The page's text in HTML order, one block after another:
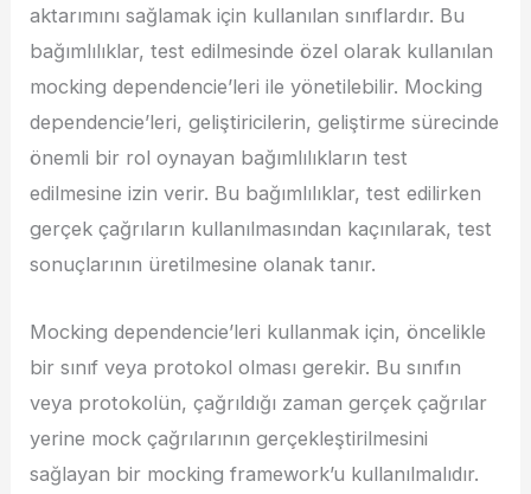
aktarımını sağlamak için kullanılan sınıflardır. Bu
bağımlılıklar, test edilmesinde özel olarak kullanılan
mocking dependencie’leri ile yönetilebilir. Mocking
dependencie’leri, geliştiricilerin, geliştirme sürecinde
önemli bir rol oynayan bağımlılıkların test
edilmesine izin verir. Bu bağımlılıklar, test edilirken
gerçek çağrıların kullanılmasından kaçınılarak, test
sonuçlarının üretilmesine olanak tanır.
Mocking dependencie’leri kullanmak için, öncelikle
bir sınıf veya protokol olması gerekir. Bu sınıfın
veya protokolün, çağrıldığı zaman gerçek çağrılar
yerine mock çağrılarının gerçekleştirilmesini
sağlayan bir mocking framework’u kullanılmalıdır.